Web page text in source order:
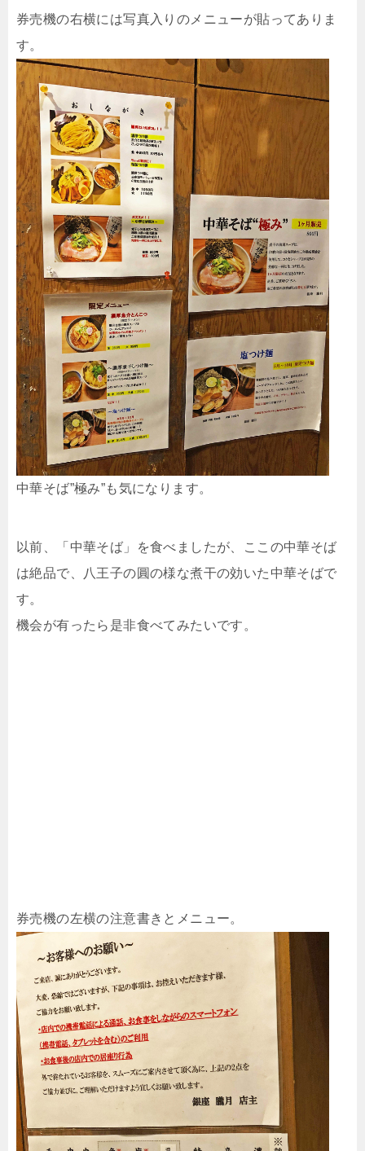
券売機の右横には写真入りのメニューが貼ってありま
す。
中華そば”極み”も気になります。
以前、「中華そば」を食べましたが、ここの中華そば
は絶品で、八王子の圓の様な煮干の効いた中華そばで
す。
機会が有ったら是非食べてみたいです。
券売機の左横の注意書きとメニュー。